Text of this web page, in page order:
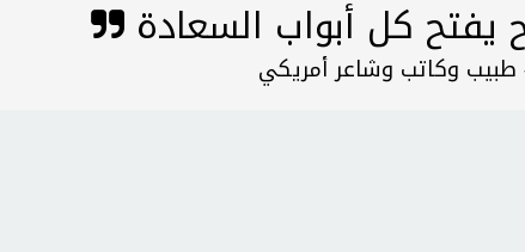
يفتح كل أبواب السعادة
طبيب وكاتب وشاعر أمريكي